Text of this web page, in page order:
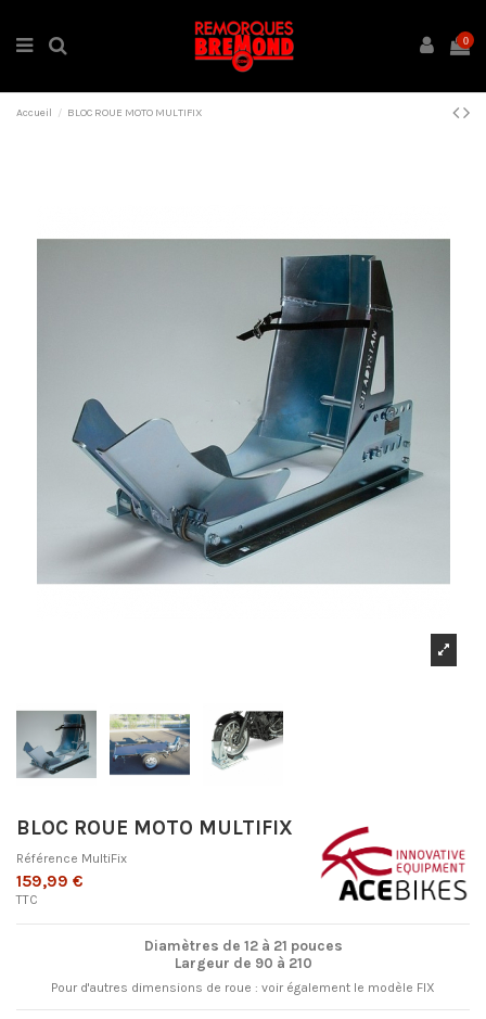
0
Accueil BLOC ROUE MOTO MULTIFIX
BLOC ROUE MOTO MULTIFIX
Référence MultiFix
159,99 €
TTC
Diamètres de 12 à 21 pouces
Largeur de 90 à 210
Pour d'autres dimensions de roue : voir également le modèle FIX